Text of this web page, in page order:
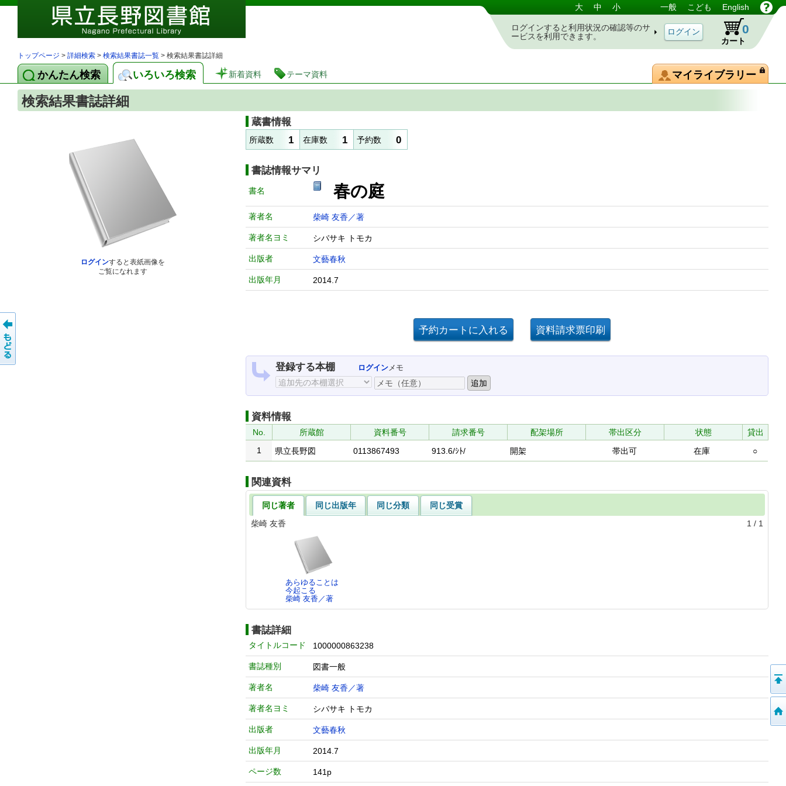
図書館 蔵書検索・予約システム 大 中 小 一般 こども English
ログインすると利用状況の確認等のサ
ービスを利用できます。
カート
0
トップページ > 詳細検索 > 検索結果書誌一覧 > 検索結果書誌詳細
かんたん検索 いろいろ検索 新着資料 テーマ資料 マイライブラリー
検索結果書誌詳細
ログインすると表紙画像を
ご覧になれます
蔵書情報
所蔵数 1 在庫数 1 予約数 0
書誌情報サマリ
書名 春の庭
著者名 柴崎 友香／著
著者名ヨミ シバサキ トモカ
出版者 文藝春秋
出版年月 2014.7
登録する本棚 ログインメモ
資料情報
No. 所蔵館 資料番号 請求番号 配架場所 帯出区分 状態
貸出
1
県立長野図 0113867493 913.6/ｼﾄ/ 開架 帯出可 在庫 ○
関連資料
同じ著者 同じ出版年 同じ分類
同じ受賞
柴崎 友香
1 / 1
あらゆることは
今起こる
柴崎 友香／著
書誌詳細
タイトルコード 1000000863238
書誌種別 図書一般
著者名 柴崎 友香／著
著者名ヨミ シバサキ トモカ
出版者 文藝春秋
出版年月 2014.7
ページ数 141p